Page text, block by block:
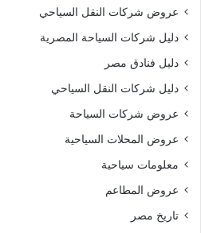
عروض شركات النقل السياحي
دليل شركات السياحة المصرية
دليل فنادق مصر
دليل شركات النقل السياحي
عروض شركات السياحة
عروض المحلات السياحية
معلومات سياحية
عروض المطاعم
تاريخ مصر